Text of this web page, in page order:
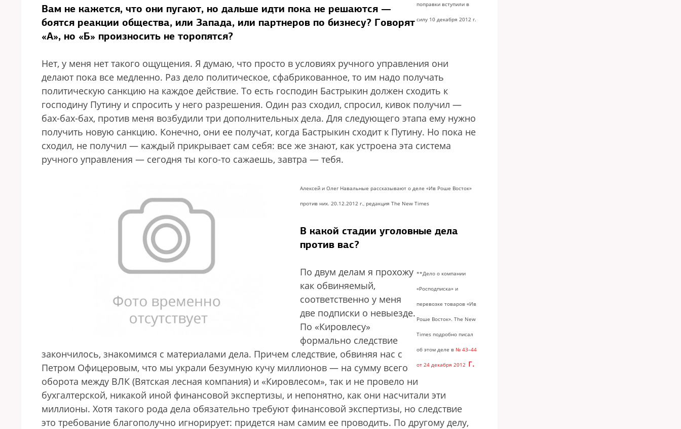
поправки вступили в
силу 10 декабря 2012 г.
Вам не кажется, что они пугают, но дальше идти пока не решаются —
боятся реакции общества, или Запада, или партнеров по бизнесу? Говорят
«А», но «Б» произносить не торопятся?
Нет, у меня нет такого ощущения. Я думаю, что просто в условиях ручного управления они
делают пока все медленно. Раз дело политическое, сфабрикованное, то им надо получать
политическую санкцию на каждое действие. То есть господин Бастрыкин должен сходить к
господину Путину и спросить у него разрешения. Один раз сходил, спросил, кивок получил —
бах-бах-бах, против меня возбудили три дополнительных дела. Для следующего этапа ему нужно
получить новую санкцию. Конечно, они ее получат, когда Бастрыкин сходит к Путину. Но пока не
сходил, не получил — каждый прикрывает сам себя: все же знают, как устроена эта система
ручного управления — сегодня ты кого-то сажаешь, завтра — тебя.
Алексей и Олег Навальные рассказывают о деле «Ив Роше Восток»
против них. 20.12.2012 г., редакция The New Times
В какой стадии уголовные дела
против вас?
**Дело о компании
«Росподписка» и
перевозке товаров «Ив
Роше Восток». The New
Times подробно писал
об этом деле в № 43–44
от 24 декабря 2012 г.
По двум делам я прохожу
как обвиняемый,
соответственно у меня
две подписки о невыезде.
По «Кировлесу»
формально следствие
закончилось, знакомимся с материалами дела. Причем следствие, обвиняя нас с
Петром Офицеровым, что мы украли безумную кучу миллионов — на сумму всего
оборота между ВЛК (Вятская лесная компания) и «Кировлесом», так и не провело ни
бухгалтерской, никакой иной финансовой экспертизы, и непонятно, как они насчитали эти
миллионы. Хотя такого рода дела обязательно требуют финансовой экспертизы, но следствие
это требование благополучно игнорирует: придется нам самим ее проводить. По другому делу,